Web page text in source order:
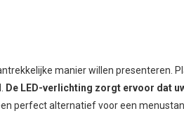
manier willen presenteren.
De LED-verlichting zorgt ervoor dat
perfect alternatief voor een